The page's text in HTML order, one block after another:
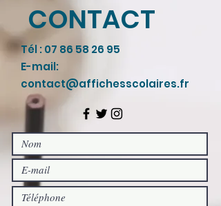
CONTACT
Tél :07 86 58 26 95
E-mail:
contact@affichesscolaires.fr